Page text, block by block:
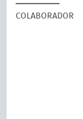
COLABORADOR